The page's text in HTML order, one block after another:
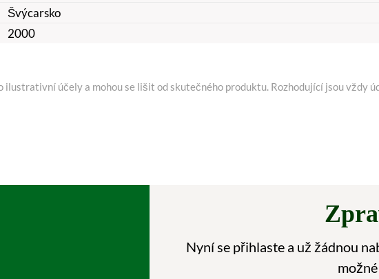
Švýcarsko
2000
ilustrativní účely a mohou se lišit od skutečného produktu. Rozhodující jsou vždy
Nyní se přihlaste a už žádnou